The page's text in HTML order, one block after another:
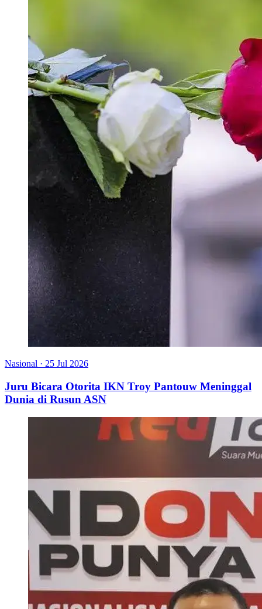
Nasional · 25 Jul 2026
Juru Bicara Otorita IKN Troy Pantouw Meninggal
Dunia di Rusun ASN